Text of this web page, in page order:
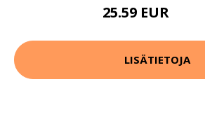
25.59 EUR
LISÄTIETOJA